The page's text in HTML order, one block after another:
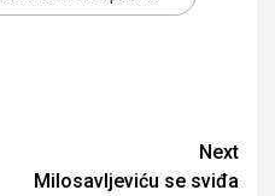
Next
Milosavljeviću se sviđa